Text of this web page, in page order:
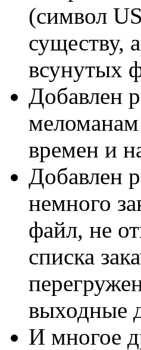
(символ
существу,
всунутых
Добавлен
меломанам
времен и
Добавлен
немного
файл, не
списка
выходные
И многое